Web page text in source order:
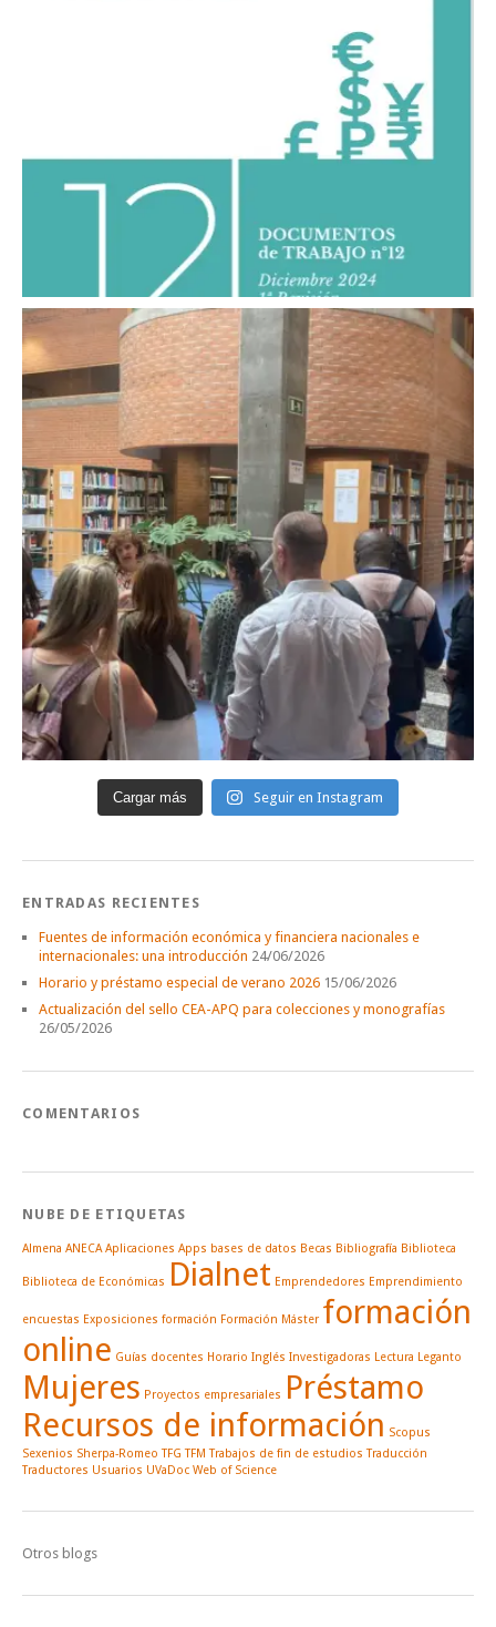
Cargar más Seguir en Instagram
ENTRADAS RECIENTES
Fuentes de información económica y financiera nacionales e
internacionales: una introducción 24/06/2026
Horario y préstamo especial de verano 2026 15/06/2026
Actualización del sello CEA-APQ para colecciones y monografías
26/05/2026
COMENTARIOS
NUBE DE ETIQUETAS
Almena ANECA Aplicaciones Apps bases de datos Becas Bibliografía Biblioteca
Biblioteca de Económicas Dialnet Emprendedores Emprendimiento
encuestas Exposiciones formación Formación Máster formación
online Guías docentes Horario Inglés Investigadoras Lectura Leganto
Mujeres Proyectos empresariales Préstamo
Recursos de información Scopus
Sexenios Sherpa-Romeo TFG TFM Trabajos de fin de estudios Traducción
Traductores Usuarios UVaDoc Web of Science
Otros blogs